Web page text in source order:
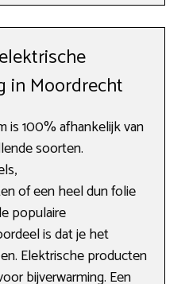
in Moordrecht
is 100% afhankelijk van
soorten.
of een heel dun folie
populaire
is dat je het
Elektrische producten
bijverwarming. Een